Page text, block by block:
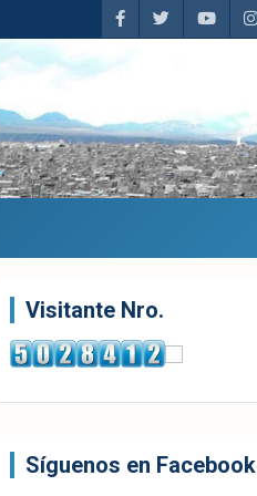
Visitante Nro.
Síguenos en Facebook